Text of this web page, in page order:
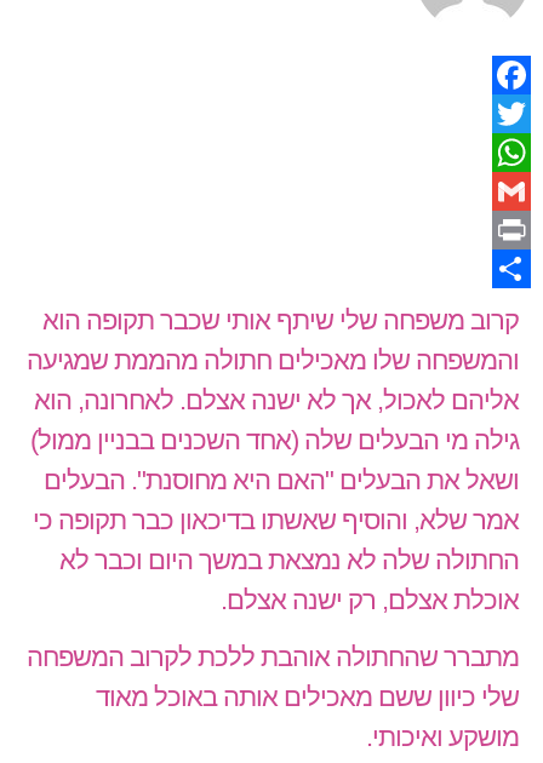
Facebook
Twitter
WhatsApp
Gmail
Print
Share
קרוב משפחה שלי שיתף אותי שכבר תקופה הוא
והמשפחה שלו מאכילים חתולה מהממת שמגיעה
אליהם לאכול, אך לא ישנה אצלם. לאחרונה, הוא
גילה מי הבעלים שלה (אחד השכנים בבניין ממול)
ושאל את הבעלים "האם היא מחוסנת". הבעלים
אמר שלא, והוסיף שאשתו בדיכאון כבר תקופה כי
החתולה שלה לא נמצאת במשך היום וכבר לא
אוכלת אצלם, רק ישנה אצלם.
מתברר שהחתולה אוהבת ללכת לקרוב המשפחה
שלי כיוון ששם מאכילים אותה באוכל מאוד
מושקע ואיכותי.